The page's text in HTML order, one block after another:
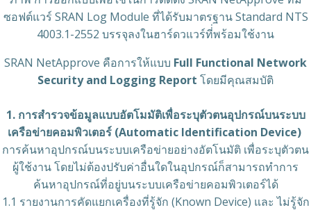
ซอฟต์แวร์ SRAN Log Module ที่ได้รับมาตรฐาน Standard NTS
4003.1-2552 บรรจุลงในฮาร์ดวแวร์ที่่พร้อมใช้งาน
SRAN NetApprove คือการให้แบบ Full Functional Network
Security and Logging Report โดยมีคุณสมบัติ
1. การสำรวจข้อมูลแบบอัตโมมัติเพื่อระบุตัวตนอุปกรณ์บนระบบ
เครือข่ายคอมพิวเตอร์ (Automatic Identification Device)
การค้นหาอุปกรณ์บนระบบเครือข่ายอย่างอัตโนมัติ เพื่อระบุตัวตน
ผู้ใช้งาน โดยไม่ต้องปรับค่าอื่นใดในอุปกรณ์ก็สามารถทำการ
ค้นหาอุปกรณ์ที่อยู่บนระบบเครือข่ายคอมพิวเตอร์ได้
1.1 รายงานการคัดแยกเครื่องที่รู้จัก (Known Device) และ ไม่รู้จัก